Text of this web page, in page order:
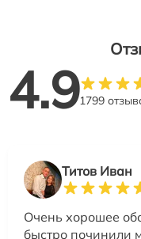
4.91799
Титов Иван
Очень хорошее
быстро починили